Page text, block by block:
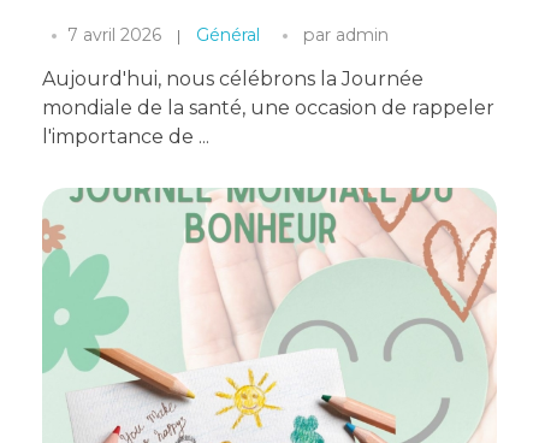
7 avril 2026 Général par admin
Aujourd'hui, nous célébrons la Journée
mondiale de la santé, une occasion de rappeler
l'importance de ...